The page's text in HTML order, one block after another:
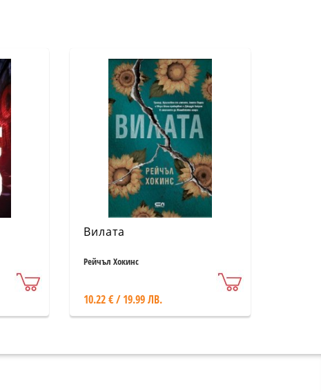
Вилата
Рейчъл Хокинс
10.22 € / 19.99 ЛВ.